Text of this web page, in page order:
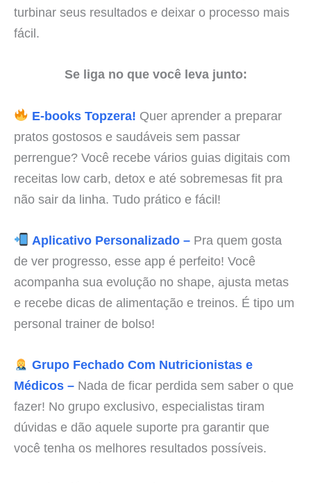
turbinar seus resultados e deixar o processo mais
fácil.
Se liga no que você leva junto:
E-books Topzera! Quer aprender a preparar
pratos gostosos e saudáveis sem passar
perrengue? Você recebe vários guias digitais com
receitas low carb, detox e até sobremesas fit pra
não sair da linha. Tudo prático e fácil!
Aplicativo Personalizado –Pra quem gosta
de ver progresso, esse app é perfeito! Você
acompanha sua evolução no shape, ajusta metas
e recebe dicas de alimentação e treinos. É tipo um
personal trainer de bolso!
Grupo Fechado Com Nutricionistas e
Médicos – Nada de ficar perdida sem saber o que
fazer! No grupo exclusivo, especialistas tiram
dúvidas e dão aquele suporte pra garantir que
você tenha os melhores resultados possíveis.